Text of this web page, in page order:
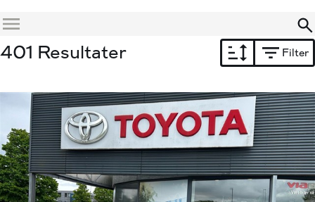
Menu
401 Resultater Filter